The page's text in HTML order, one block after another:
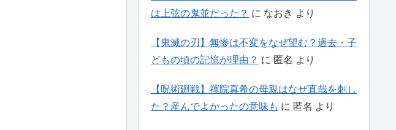
は上弦の鬼並だった？ に なおき より
【鬼滅の刃】無惨は不変をなぜ望む？過去・子
どもの頃の記憶が理由？ に 匿名 より
【呪術廻戦】禪院真希の母親はなぜ直哉を刺し
た？産んでよかったの意味も に 匿名 より